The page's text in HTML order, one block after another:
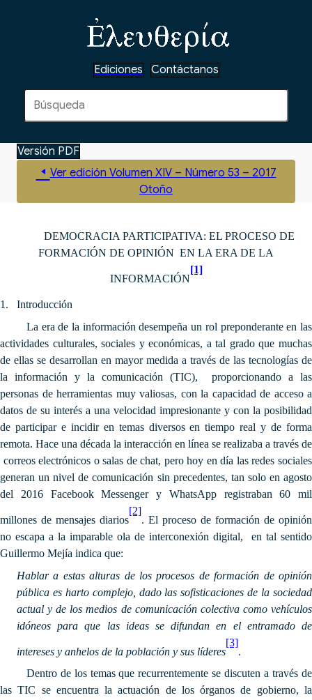
Ediciones Contáctanos
Versión PDF
Ver edición Volumen XIV – Número 53 – 2017
Otoño
DEMOCRACIA PARTICIPATIVA: EL PROCESO DE
FORMACIÓN DE OPINIÓN EN LA ERA DE LA
INFORMACIÓN
[1]
1.
Introducción
La era de la información desempeña un rol preponderante en las
actividades culturales, sociales y económicas, a tal grado que muchas
de ellas se desarrollan en mayor medida a través de las tecnologías de
la información y la comunicación (TIC), proporcionando a las
personas de herramientas muy valiosas, con la capacidad de acceso a
datos de su interés a una velocidad impresionante y con la posibilidad
de participar e incidir en temas diversos en tiempo real y de forma
remota. Hace una década la interacción en línea se realizaba a través de
correos electrónicos o salas de chat, pero hoy en día las redes sociales
generan un nivel de comunicación sin precedentes, tan solo en agosto
del 2016 Facebook Messenger y WhatsApp registraban 60 mil
millones de mensajes diarios
[2]
. El proceso de formación de opinión
no escapa a la imparable ola de interconexión digital, en tal sentido
Guillermo Mejía indica que:
Hablar a estas alturas de los procesos de formación de opinión
pública es harto complejo, dado las sofisticaciones de la sociedad
actual y de los medios de comunicación colectiva como vehículos
idóneos para que las ideas se difundan en el entramado de
intereses y anhelos de la población y sus líderes
[3]
Dentro de los temas que recurrentemente se discuten a través de
las TIC se encuentra la actuación de los órganos de gobierno, la